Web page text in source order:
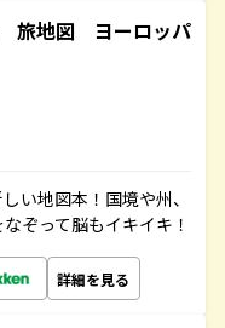
旅地図 ヨーロッパ
い地図本！国境や州、
ぞって脳もイキイキ！
詳細を見る